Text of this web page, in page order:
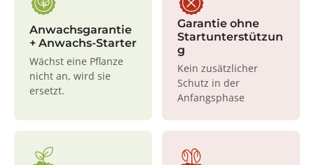
Anwachsgarantie
+ Anwachs-Starter
Wächst eine Pflanze
nicht an, wird sie
ersetzt.
Garantie ohne
Startunterstützun
g
Kein zusätzlicher
Schutz in der
Anfangsphase